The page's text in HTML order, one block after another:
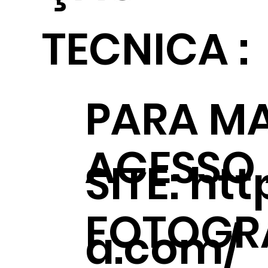
PARA
SITE:
a.com/
TECNICA :